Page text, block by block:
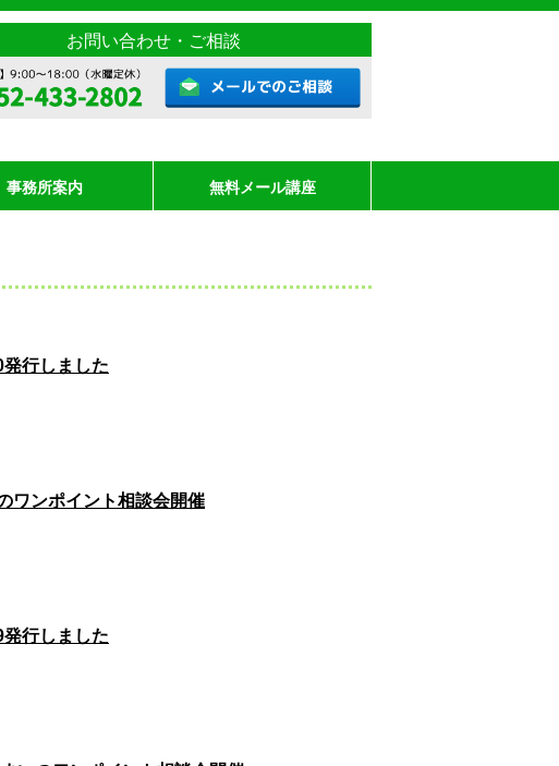
お問い合わせ・ご相談
事務所案内 無料メール講座
行しました
ワンポイント相談会開催
行しました